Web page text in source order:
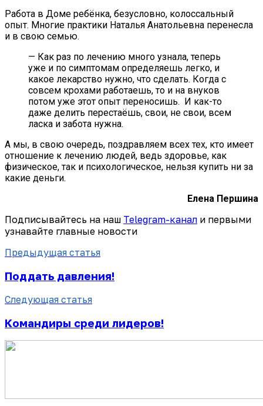
Работа в Доме ребёнка, безусловно, колоссальный
опыт. Многие практики Наталья Анатольевна перенесла
и в свою семью.
— Как раз по лечению много узнала, теперь
уже и по симптомам определяешь легко, и
какое лекарство нужно, что сделать. Когда с
совсем крохами работаешь, то и на внуков
потом уже этот опыт переносишь. И как-то
даже делить перестаёшь, свои, не свои, всем
ласка и забота нужна.
А мы, в свою очередь, поздравляем всех тех, кто имеет
отношение к лечению людей, ведь здоровье, как
физическое, так и психологическое, нельзя купить ни за
какие деньги.
Елена Першина
Подписывайтесь на наш Telegram-канал и первыми
узнавайте главные новости
Предыдущая статья
Поддать давления!
Следующая статья
Командиры среди лидеров!